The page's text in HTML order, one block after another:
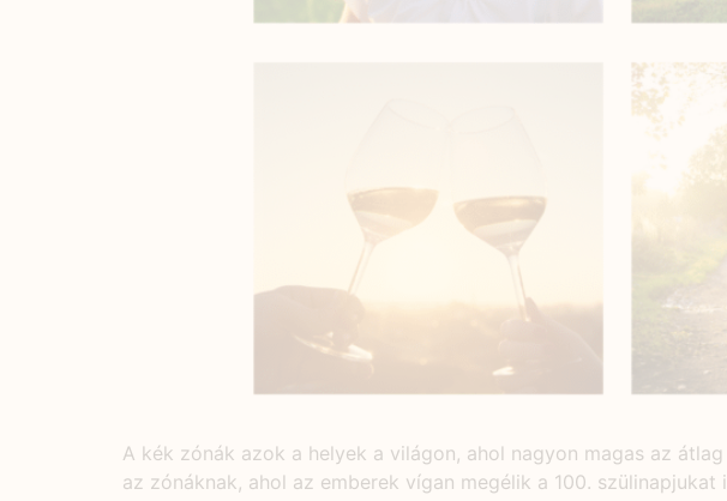
A kék zónák azok a helyek a világon, ahol nagyon magas az
az zónáknak, ahol az emberek vígan megélik a 100.